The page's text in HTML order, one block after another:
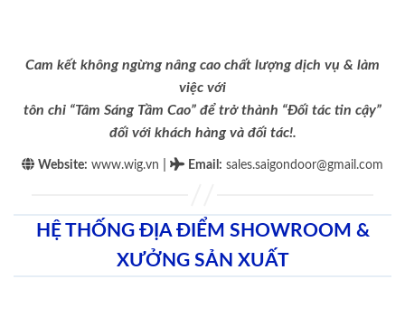
Cam kết không ngừng nâng cao chất lượng dịch vụ & làm
việc với
tôn chỉ “Tâm Sáng Tầm Cao” để trở thành “Đối tác tin cậy”
đối với khách hàng và đối tác!.
Website: www.wig.vn Email : sales.saigondoor@gmail.com
HỆ THỐNG ĐỊA ĐIỂM SHOWROOM &
XƯỞNG SẢN XUẤT